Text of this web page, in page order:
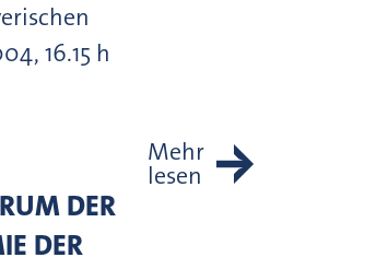
16.15 h
DER
DER
Mehr
lesen